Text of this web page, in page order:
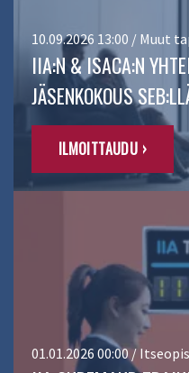
10.09.2026 13:00 / Muut
IIA:N & ISACA:N
JÄSENKOKOUS
ILMOITTAUDU ›
01.01.2026 00:00 /